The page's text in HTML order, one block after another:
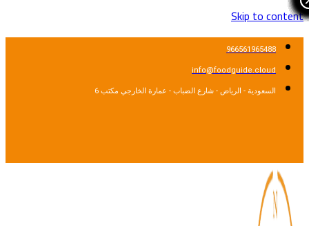
Skip to content
966561965488
info@foodguide.cloud
السعودية - الرياض - شارع الضباب - عمارة الخارجي مكتب 6